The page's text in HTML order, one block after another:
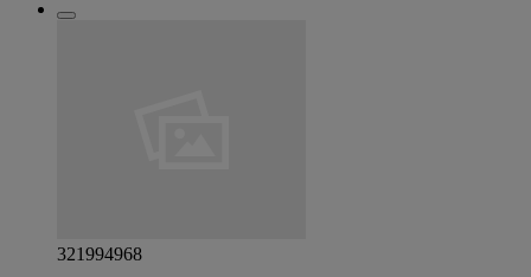
321994968